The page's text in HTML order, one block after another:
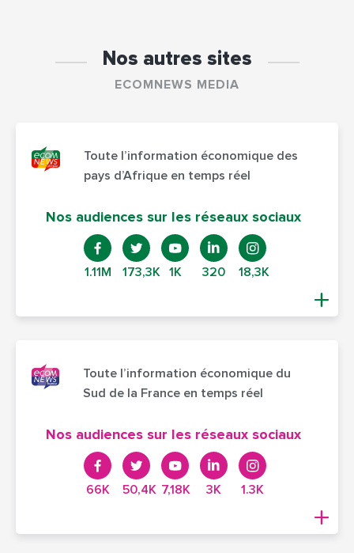
Nos autres sites
ECOMNEWS MEDIA
Toute l’information économique des
pays d’Afrique en temps réel
Nos audiences sur les réseaux sociaux
1.11M 173,3K 1K 320 18,3K
Toute l’information économique du
Sud de la France en temps réel
Nos audiences sur les réseaux sociaux
66K 50,4K 7,18K 3K 1.3K